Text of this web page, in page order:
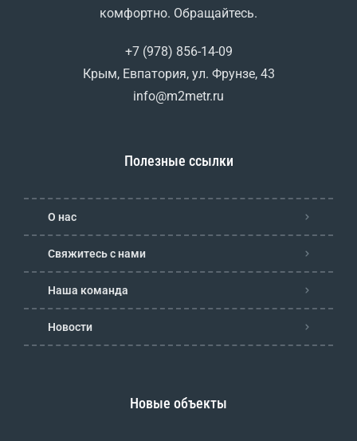
комфортно. Обращайтесь.
+7 (978) 856-14-09
Крым, Евпатория, ул. Фрунзе, 43
info@m2metr.ru
Полезные ссылки
О нас
Свяжитесь с нами
Наша команда
Новости
Новые объекты